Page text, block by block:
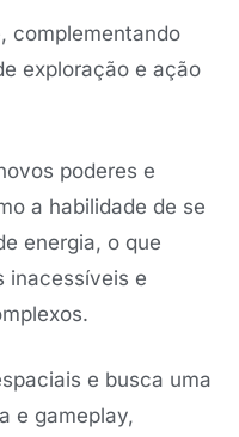
complementando
exploração e ação
poderes e
a habilidade de se
energia, o que
inacessíveis e
e busca uma
e gameplay,